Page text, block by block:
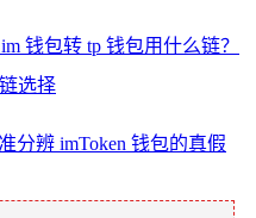
钱包转 tp 钱包用什么链？
选择
分辨 imToken 钱包的真假